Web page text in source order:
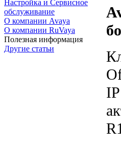
Настройка и Сервисное
обслуживание
О компании Avaya
О компании RuVaya
Полезная информация
Другие статьи